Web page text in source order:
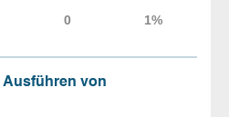
Ausführen von